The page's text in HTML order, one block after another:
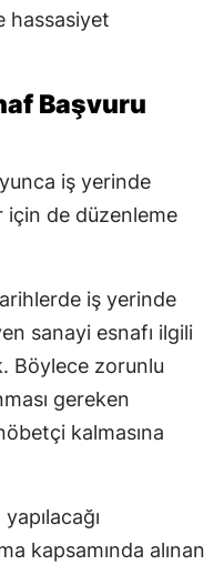
hassasiyet
Başvuru
iş yerinde
için de düzenleme
iş yerinde
sanayi esnafı ilgili
Böylece zorunlu
gereken
kalmasına
kapsamında alınan